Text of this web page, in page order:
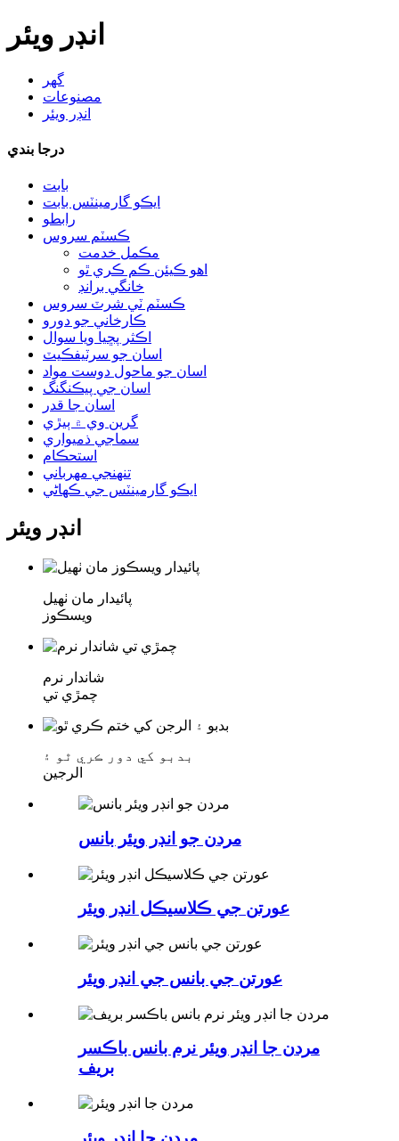
انڊر ويئر
گھر
مصنوعات
انڊر ويئر
درجا بندي
بابت
ايڪو گارمينٽس بابت
رابطو
ڪسٽم سروس
مڪمل خدمت
اهو ڪيئن ڪم ڪري ٿو
خانگي برانڊ
ڪسٽم ٽي شرٽ سروس
ڪارخاني جو دورو
اڪثر پڇيا ويا سوال
اسان جو سرٽيفڪيٽ
اسان جو ماحول دوست مواد
اسان جي پيڪنگنگ
اسان جا قدر
گرين وي ۾ ٻيڙي
سماجي ذميواري
استحڪام
تنهنجي مهرباني
ايڪو گارمينٽس جي ڪهاڻي
انڊر ويئر
پائيدار مان ٺهيل
ويسڪوز
شاندار نرم
چمڙي تي
بدبو کي دور ڪري ٿو ۽
الرجين
مردن جو انڊر ويئر بانس
عورتن جي ڪلاسيڪل انڊر ويئر
عورتن جي بانس جي انڊر ويئر
مردن جا انڊر ويئر نرم بانس باڪسر
بريف